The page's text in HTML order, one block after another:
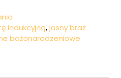
indukcyjną,jasny braz
bożonarodzeniowe